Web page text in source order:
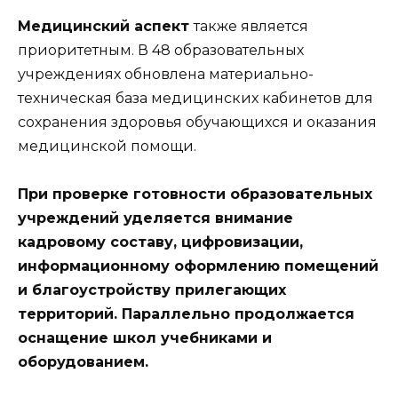
Медицинский аспекттакже является
приоритетным. В 48 образовательных
учреждениях обновлена материально-
техническая база медицинских кабинетов для
сохранения здоровья обучающихся и оказания
медицинской помощи.
При проверке готовности образовательных
учреждений уделяется внимание
кадровому составу, цифровизации,
информационному оформлению помещений
и благоустройству прилегающих
территорий. Параллельно продолжается
оснащение школ учебниками и
оборудованием.